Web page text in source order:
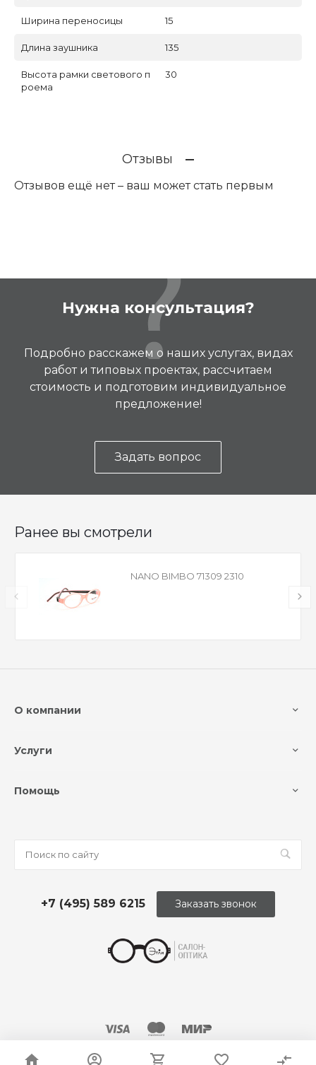
Ширина переносицы 15
Длина заушника 135
Высота рамки светового п
роема
30
Отзывы
Отзывов ещё нет – ваш может стать первым
Нужна консультация?
Подробно расскажем о наших услугах, видах
работ и типовых проектах, рассчитаем
стоимость и подготовим индивидуальное
предложение!
Задать вопрос
Ранее вы смотрели
NANO BIMBO 71309 2310
О компании
Услуги
Помощь
+7 (495) 589 6215 Заказать звонок